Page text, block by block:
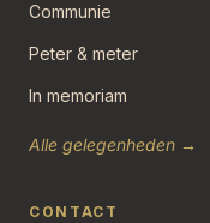
Communie
Peter & meter
In memoriam
Alle gelegenheden →
CONTACT